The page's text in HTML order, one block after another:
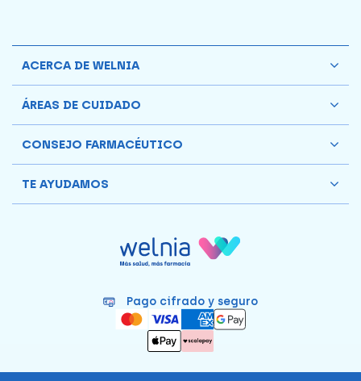
Pago cifrado y seguro
ACERCA DE WELNIA
ÁREAS DE CUIDADO
CONSEJO FARMACÉUTICO
TE AYUDAMOS